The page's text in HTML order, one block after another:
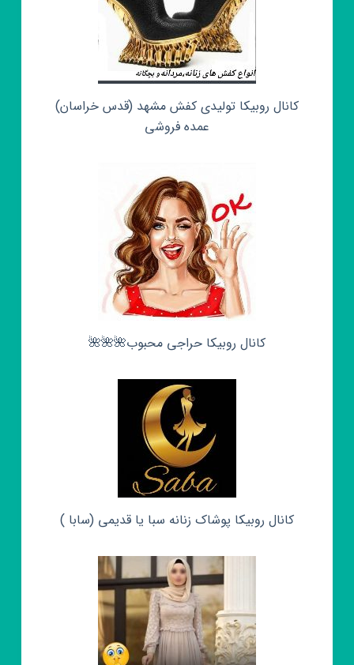
کانال روبیکا تولیدی کفش مشهد (قدس خراسان)
عمده فروشی
کانال روبیکا حراجی محبوب🌺🌺🌺
کانال روبیکا پوشاک زنانه سبا یا قدیمی (سابا )